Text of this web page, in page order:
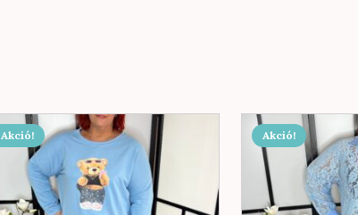
Akció! Akció!